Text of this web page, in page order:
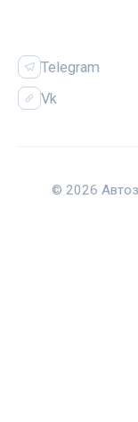
Telegram
Vk
© 2026